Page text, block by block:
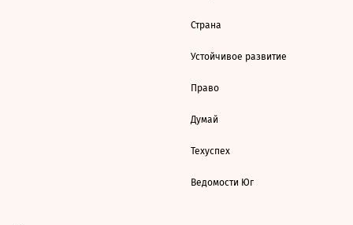
Страна
Устойчивое развитие
Право
Думай
Техуспех
Ведомости Юг